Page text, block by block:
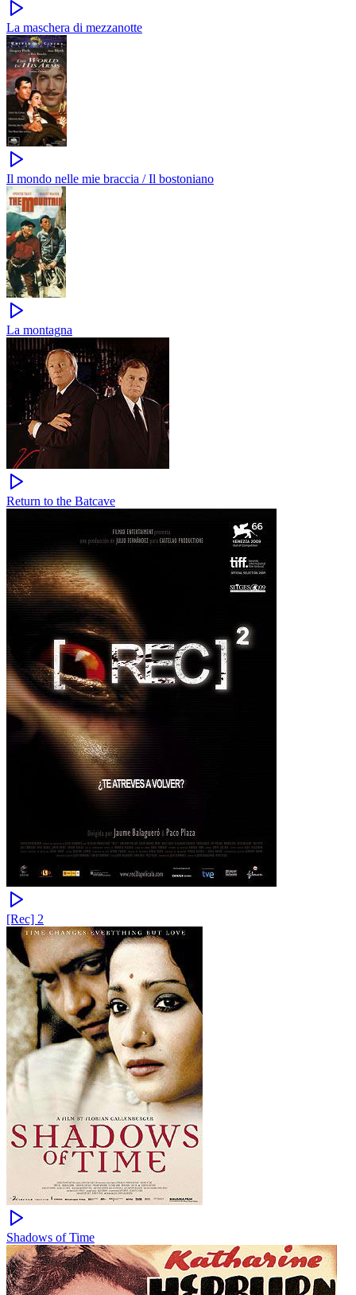
La maschera di mezzanotte
Il mondo nelle mie braccia / Il bostoniano
La montagna
Return to the Batcave
[Rec] 2
Shadows of Time